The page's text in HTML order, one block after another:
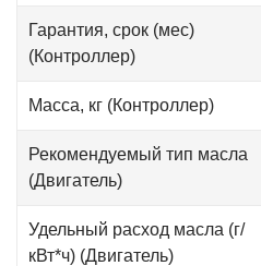
Гарантия, срок (мес)
(Контроллер)
Масса, кг (Контроллер)
Рекомендуемый тип масла
(Двигатель)
Удельный расход масла (г/
кВт*ч) (Двигатель)